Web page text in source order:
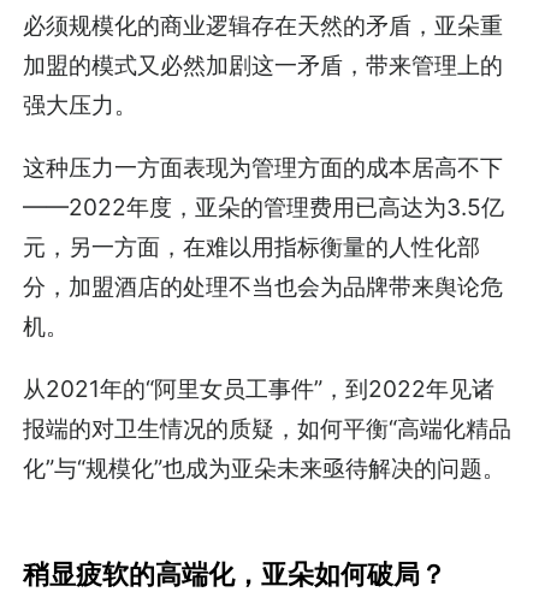
必须规模化的商业逻辑存在天然的矛盾，亚朵重
加盟的模式又必然加剧这一矛盾，带来管理上的
强大压力。
这种压力一方面表现为管理方面的成本居高不下
——2022年度，亚朵的管理费用已高达为3.5亿
元，另一方面，在难以用指标衡量的人性化部
分，加盟酒店的处理不当也会为品牌带来舆论危
机。
从2021年的“阿里女员工事件”，到2022年见诸
报端的对卫生情况的质疑，如何平衡“高端化精品
化”与“规模化”也成为亚朵未来亟待解决的问题。
稍显疲软的高端化，亚朵如何破局？